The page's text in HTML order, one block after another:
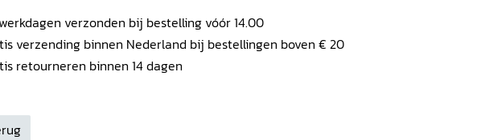
verzonden bij bestelling vóór 14.00
verzending binnen Nederland bij bestellingen boven € 20
retourneren binnen 14 dagen